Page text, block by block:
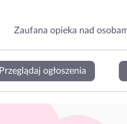
Zaufana opieka nad
Przeglądaj ogłoszenia